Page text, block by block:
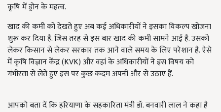
कृषि में ड्रोन के महत्व.
खाद की कमी को देखते हुए अब कई अधिकारीयों ने इसका विकल्प खोजना
शुरू कर दिया है. जिस तरह से इस बार खाद की कमी सामने आई है. उसको
लेकर किसान से लेकर सरकार तक आने वाले समय के लिए परेशान है. ऐसे
में कृषि विज्ञान केंद्र (KVK) और वहां के अधिकारीयों ने इस विषय को
गंभीरता से लेते हुए इस पर कुछ कदम अपनी और से उठाए हैं.
आपको बता दें कि हरियाणा के सहकारिता मंत्री डॉ. बनवारी लाल ने कहा है